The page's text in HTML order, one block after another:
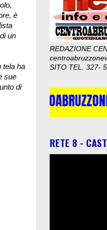
è
un
tela ha
sue
di
REDAZIONE
SITO TEL. 327-
RETE 8 -